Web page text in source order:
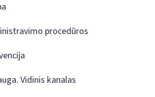
procedūros
Vidinis kanalas